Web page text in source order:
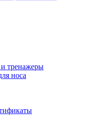
тренажеры
носа